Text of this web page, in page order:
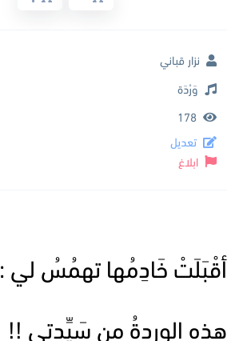
أقْبَلَتْ خَادِمُها تهمُسُ لي :
هذه الوردةُ من سَيِّدتي !!
نزار قباني
وَرْدَة
178
تعديل
ابلاغ